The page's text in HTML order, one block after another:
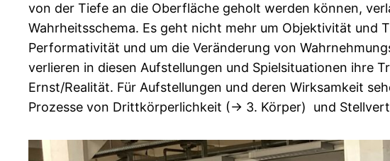
von der Tiefe an die Oberfläche geholt werden können,
Wahrheitsschema. Es geht nicht mehr um Objektivität und
Performativität und um die Veränderung von
verlieren in diesen Aufstellungen und Spielsituationen ihre
Ernst/Realität. Für Aufstellungen und deren Wirksamkeit
Prozesse von Drittkörperlichkeit (-> 3. Körper) und